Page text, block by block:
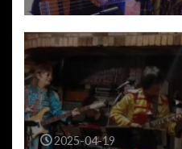
2025-04-19